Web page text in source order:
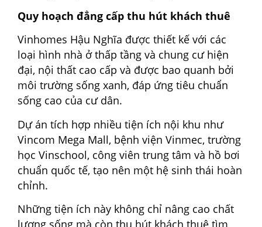
Quy hoạch đẳng cấp thu hút khách thuê
Vinhomes Hậu Nghĩa được thiết kế với các
loại hình nhà ở thấp tầng và chung cư hiện
đại, nội thất cao cấp và được bao quanh bởi
môi trường sống xanh, đáp ứng tiêu chuẩn
sống cao của cư dân.
Dự án tích hợp nhiều tiện ích nội khu như
Vincom Mega Mall, bệnh viện Vinmec, trường
học Vinschool, công viên trung tâm và hồ bơi
chuẩn quốc tế, tạo nên một hệ sinh thái hoàn
chỉnh.
Những tiện ích này không chỉ nâng cao chất
lượng sống mà còn thu hút khách thuê tìm